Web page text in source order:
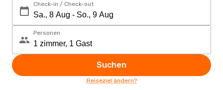
Check-in / Check-out
Personen
Suchen
Reiseziel ändern?